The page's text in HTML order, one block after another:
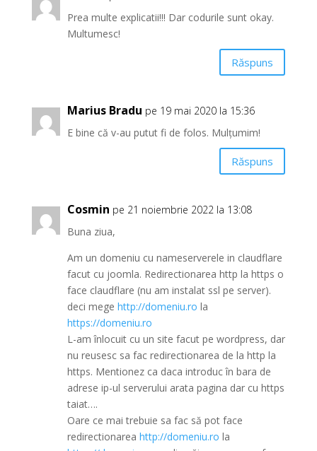
Prea multe explicatii!!! Dar codurile sunt okay.
Multumesc!
Răspuns
Marius Bradu pe 19 mai 2020 la 15:36
E bine că v-au putut fi de folos. Mulțumim!
Răspuns
Cosmin pe 21 noiembrie 2022 la 13:08
Buna ziua,
Am un domeniu cu nameserverele in claudflare
facut cu joomla. Redirectionarea http la https o
face claudflare (nu am instalat ssl pe server).
deci mege http://domeniu.ro la
https://domeniu.ro
L-am înlocuit cu un site facut pe wordpress, dar
nu reusesc sa fac redirectionarea de la http la
https. Mentionez ca daca introduc în bara de
adrese ip-ul serverului arata pagina dar cu https
taiat….
Oare ce mai trebuie sa fac să pot face
redirectionarea http://domeniu.ro la